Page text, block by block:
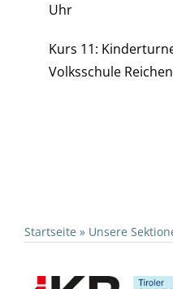
Uhr
Kurs 11:
Volksschule
Startseite » Unsere